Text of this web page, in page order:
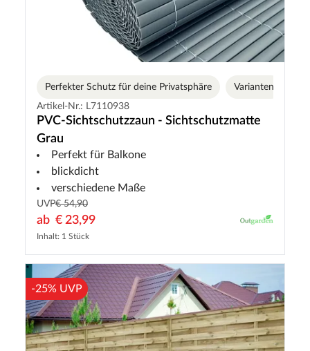
Perfekter Schutz für deine Privatsphäre
Varianten
Artikel-Nr.: L7110938
PVC-Sichtschutzzaun - Sichtschutzmatte
Grau
Perfekt für Balkone
blickdicht
verschiedene Maße
UVP€ 54,90
ab € 23,99
Inhalt: 1 Stück
-25% UVP